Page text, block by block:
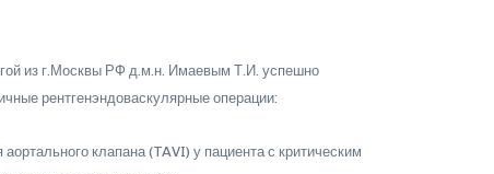
из г.Москвы РФ д.м.н. Имаевым Т.И. успешно
рентгенэндоваскулярные операции:
клапана (TAVI) у пациента с критическим